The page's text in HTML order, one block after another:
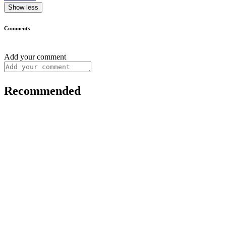
Show less
Comments
Add your comment
Recommended